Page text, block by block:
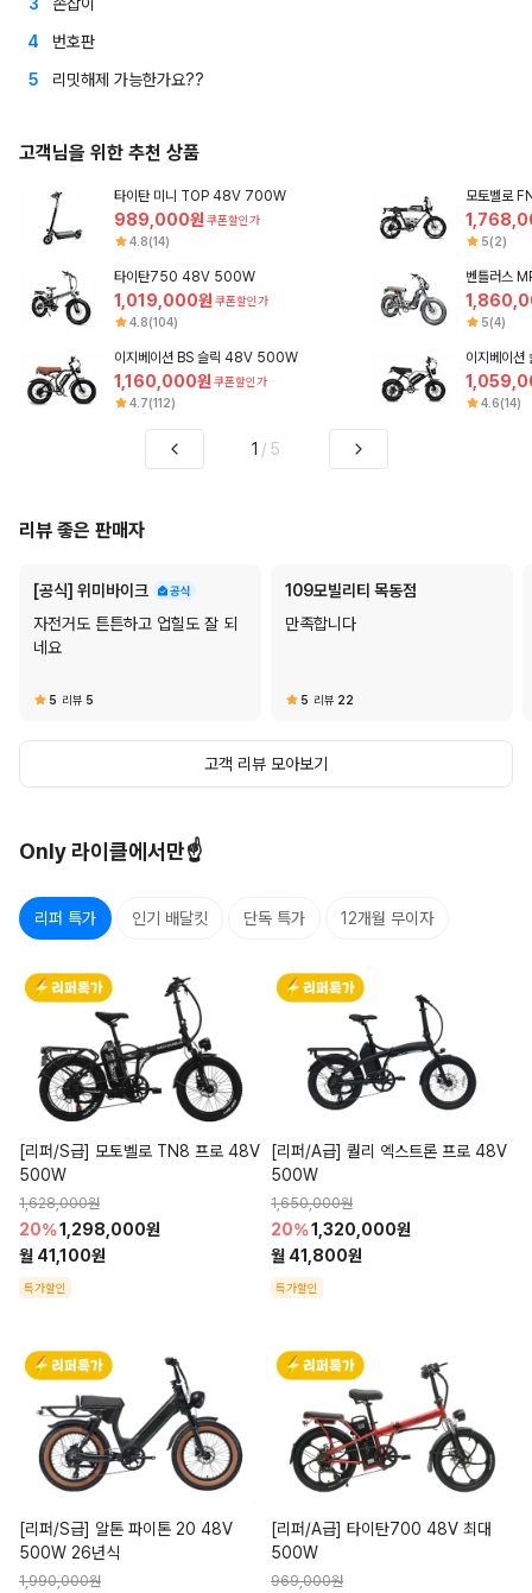
4
번호판
5
리밋해제 가능한가요??
고객님을 위한 추천 상품
타이탄 미니 TOP 48V 700W
989,000원 쿠폰할인가
4.8(14)
타이탄750 48V 500W
1,019,000원 쿠폰할인가
4.8(104)
이지베이션 BS 슬릭 48V 500W
1,160,000원 쿠폰할인가
4.7(112)
모토벨로
5(2)
벤틀러스
5(4)
이지베이
4.6(14)
1 / 5
리뷰 좋은 판매자
[공식] 위미바이크
자전거도 튼튼하고 업힐도 잘 되
네요
5 리뷰 5
109모빌리티 목동점
만족합니다
5 리뷰 22
고객 리뷰 모아보기
Only 라이클에서만☝️
리퍼 특가 인기 배달킷 단독 특가 12개월 무이자
[리퍼/S급] 모토벨로 TN8 프로 48V
500W
1,628,000원
20%1,298,000원
월 41,100원
특가할인
[리퍼/A급] 퀄리 엑스트론 프로 48V
500W
1,650,000원
20%1,320,000원
월 41,800원
특가할인
[리퍼/S급] 알톤 파이톤 20 48V
500W 26년식
1,990,000원
[리퍼/A급] 타이탄700 48V 최대
500W
969,000원